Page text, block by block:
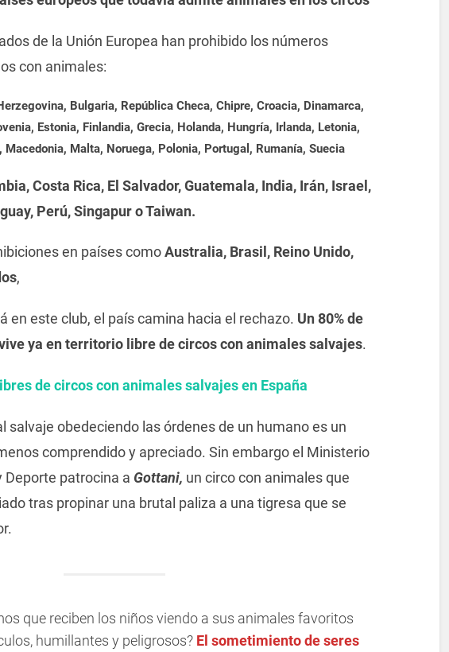
de la Unión Europea han prohibido los números
con animales:
Bulgaria, República Checa, Chipre, Croacia, Dinamarca,
Estonia, Finlandia, Grecia, Holanda, Hungría, Irlanda, Letonia,
Macedonia, Malta, Noruega, Polonia, Portugal, Rumanía, Suecia
Costa Rica, El Salvador, Guatemala, India, Irán, Israel,
Perú, Singapur o Taiwan.
en países comoAustralia, Brasil, Reino Unido,
,
en este club, el país camina hacia el rechazo. Un 80% de
ya en territorio libre de circos con animales salvajes.
de circos con animales salvajes en España
salvaje obedeciendo las órdenes de un humano es un
comprendido y apreciado. Sin embargo el Ministerio
Deporte patrocina a Gottani, un circo con animales que
tras propinar una brutal paliza a una tigresa que se
que reciben los niños viendo a sus animales favoritos
humillantes y peligrosos? El sometimiento de seres